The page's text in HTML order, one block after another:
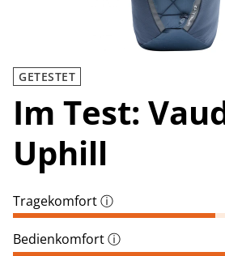
GETESTET
Im Test:
Uphill
Tragekomfortⓘ
Bedienkomfortⓘ